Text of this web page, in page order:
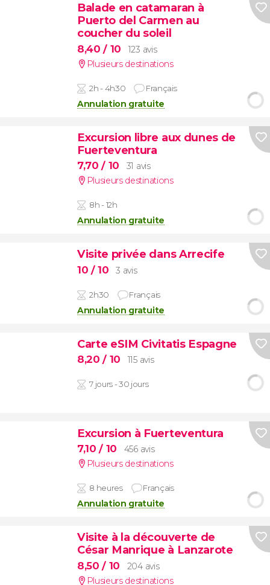
Balade en catamaran à
Puerto del Carmen au
coucher du soleil
8,40/ 10
123 avis
Plusieurs destinations
2h - 4h30 Français
Annulation gratuite
Excursion libre aux dunes de
Fuerteventura
7,70/ 10
31 avis
Plusieurs destinations
8h - 12h
Annulation gratuite
Visite privée dans Arrecife
10 / 10 3 avis
2h30 Français
Annulation gratuite
Carte eSIM Civitatis Espagne
8,20/ 10 115 avis
7 jours - 30 jours
Excursion à Fuerteventura
7,10/ 10
456 avis
Plusieurs destinations
8 heures Français
Annulation gratuite
Visite à la découverte de
César Manrique à Lanzarote
8,50/ 10
204 avis
Plusieurs destinations